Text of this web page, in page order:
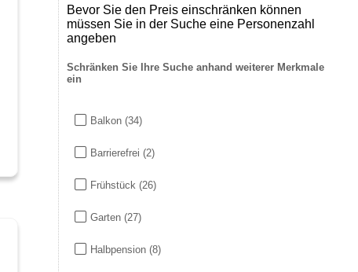
Bevor Sie den Preis einschränken können
müssen Sie in der Suche eine Personenzahl
angeben
Schränken Sie Ihre Suche anhand weiterer Merkmale
ein
Balkon (34)
Barrierefrei (2)
Frühstück (26)
Garten (27)
Halbpension (8)